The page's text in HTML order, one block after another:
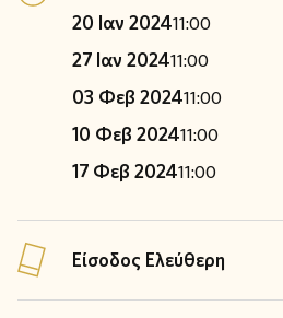
20 Ιαν 202411:00
27 Ιαν 202411:00
03 Φεβ 202411:00
10 Φεβ 202411:00
17 Φεβ 202411:00
Είσοδος Ελεύθερη